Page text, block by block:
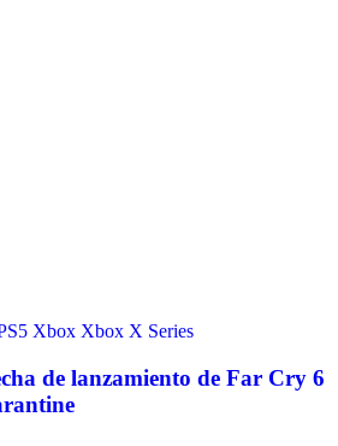
Xbox Xbox X Series
de lanzamiento de Far Cry 6